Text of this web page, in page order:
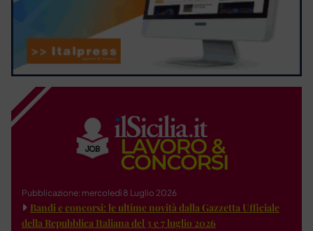
Pubblicazione: mercoledì 8 Luglio 2026
Bandi e concorsi: le ultime novità dalla Gazzetta Ufficiale
della Repubblica Italiana del 3 e 7 luglio 2026